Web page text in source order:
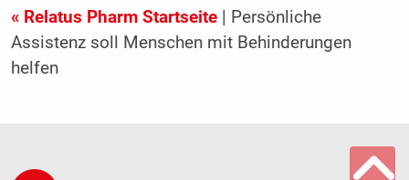
« Relatus Pharm Startseite| Persönliche
Assistenz soll Menschen mit Behinderungen
helfen